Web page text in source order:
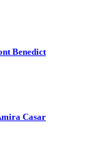
Benedict
Casar